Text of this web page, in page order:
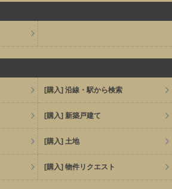
[購入] 沿線・駅から検索
[購入] 新築戸建て
[購入] 土地
[購入] 物件リクエスト